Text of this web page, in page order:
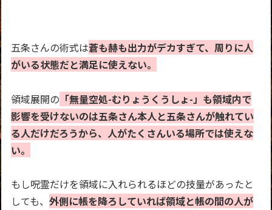
五条さんの術式は蒼も赫も出力がデカすぎて、周りに人
がいる状態だと満足に使えない。
領域展開の 「無量空処-むりょうくうしょ-」も領域内で
影響を受けないのは五条さん本人と五条さんが触れてい
る人だけだろうから、人がたくさんいる場所では使えな
い。
もし呪霊だけを領域に入れられるほどの技量があったと
しても、外側に帳を降ろしていれば領域と帳の間の人が